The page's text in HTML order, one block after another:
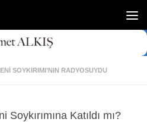
SOYKIRIMI’NIN RADYOSUYDU
Soykırımına Katıldı mı?